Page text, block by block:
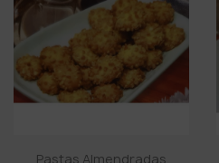
Pastas Almendradas